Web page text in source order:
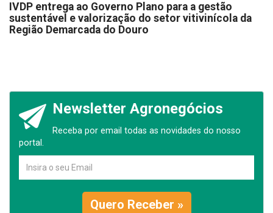
IVDP entrega ao Governo Plano para a gestão
sustentável e valorização do setor vitivinícola da
Região Demarcada do Douro
Newsletter Agronegócios
Receba por email todas as novidades do nosso
portal.
Quero Receber »